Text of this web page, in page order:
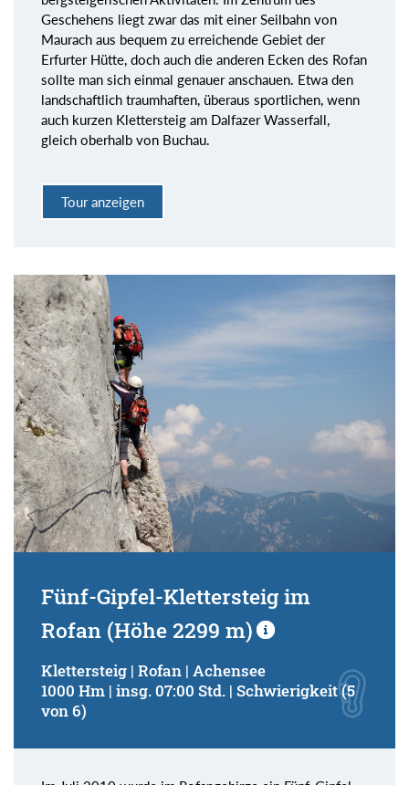
Geschehens liegt zwar das mit einer Seilbahn von
Maurach aus bequem zu erreichende Gebiet der
Erfurter Hütte, doch auch die anderen Ecken des Rofan
sollte man sich einmal genauer anschauen. Etwa den
landschaftlich traumhaften, überaus sportlichen, wenn
auch kurzen Klettersteig am Dalfazer Wasserfall,
gleich oberhalb von Buchau.
Tour anzeigen
Fünf-Gipfel-Klettersteig im
Rofan (Höhe 2299 m)
Klettersteig | Rofan | Achensee
1000 Hm | insg. 07:00 Std. | Schwierigkeit (5
von 6)